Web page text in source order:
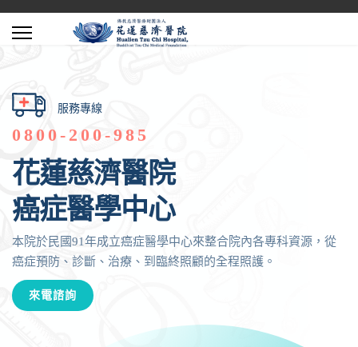
服務專線
0800-200-985
花蓮慈濟醫院
癌症醫學中心
本院於民國91年成立癌症醫學中心來整合院內各專科資源，從
癌症預防、診斷、治療、到臨終照顧的全程照護。
來電諮詢